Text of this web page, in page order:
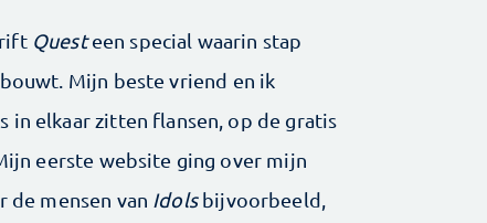
Questeen special waarin stap
Mijn beste vriend en ik
in elkaar zitten flansen, op de gratis
eerste website ging over mijn
de mensen van Idolsbijvoorbeeld,